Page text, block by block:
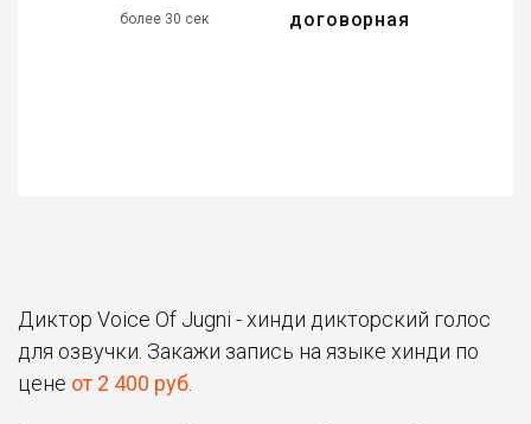
более 30 сек договорная
Диктор Voice Of Jugni - хинди дикторский голос
для озвучки. Закажи запись на языке хинди по
цене от 2 400 руб